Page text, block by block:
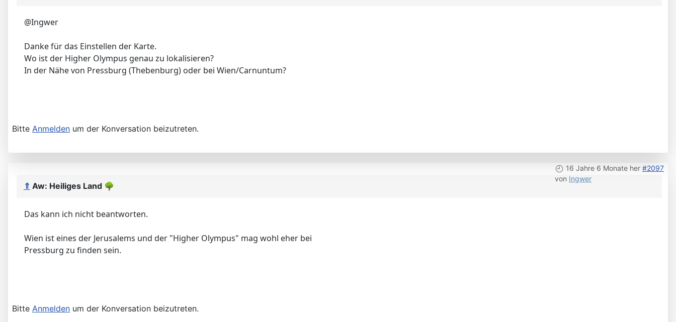
@Ingwer
Danke für das Einstellen der Karte.
Wo ist der Higher Olympus genau zu lokalisieren?
In der Nähe von Pressburg (Thebenburg) oder bei Wien/Carnuntum?
Bitte Anmelden um der Konversation beizutreten.
16 Jahre 6 Monate her #2097
von Ingwer
⇑ Aw: Heiliges Land 🌳
Das kann ich nicht beantworten.
Wien ist eines der Jerusalems und der "Higher Olympus" mag wohl eher bei
Pressburg zu finden sein.
Bitte Anmelden um der Konversation beizutreten.